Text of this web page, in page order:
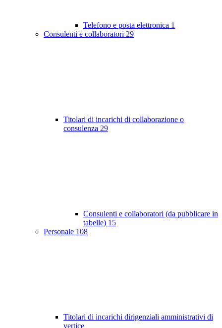
Telefono e posta elettronica 1
Consulenti e collaboratori 29
Titolari di incarichi di collaborazione o
consulenza 29
Consulenti e collaboratori (da pubblicare in
tabelle) 15
Personale 108
Titolari di incarichi dirigenziali amministrativi di
vertice